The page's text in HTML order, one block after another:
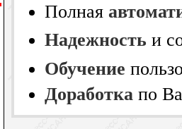
Полная
Надежность и
Обучение
Доработка по